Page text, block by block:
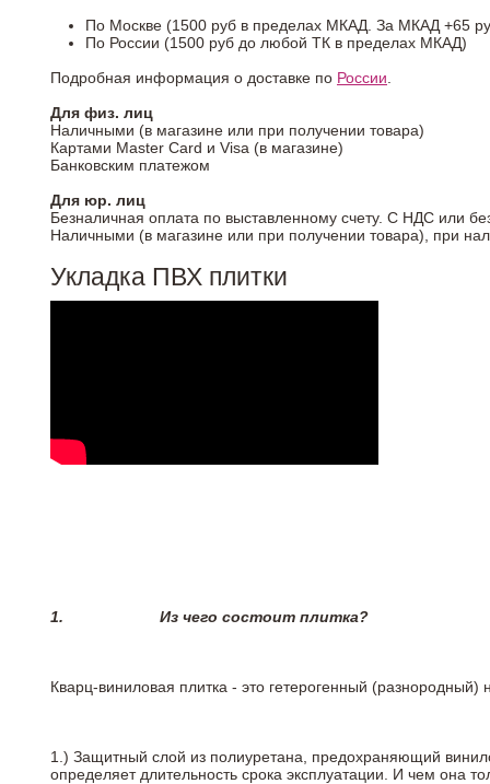
По Москве (1500 руб в пределах МКАД. За МКАД +65
По России (1500 руб до любой ТК в пределах МКАД)
Подробная информация о доставке по России
Для физ. лиц
Наличными (в магазине или при получении товара)
Картами Master Card и Visa (в магазине)
Банковским платежом
Для юр. лиц
Безналичная оплата по выставленному счету. С НДС или
Наличными (в магазине или при получении товара), при
Укладка ПВХ плитки
1. Из чего состоит плитка?
Кварц-виниловая плитка - это гетерогенный
1.) Защитный слой из полиуретана, предохраняющий
определяет длительность срока эксплуатации. И чем она